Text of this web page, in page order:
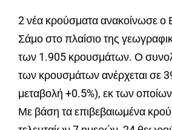
2 νέα κρούσματα ανακοίνωσε ο
Σάμο στο πλαίσιο της
των 1.905 κρουσμάτων. Ο
των κρουσμάτων ανέρχεται σε
μεταβολή +0.5%), εκ των
Με βάση τα επιβεβαιωμένα